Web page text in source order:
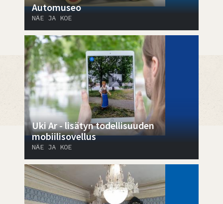
Automuseo
NÄE JA KOE
Uki Ar - lisätyn todellisuuden
mobiilisovellus
NÄE JA KOE